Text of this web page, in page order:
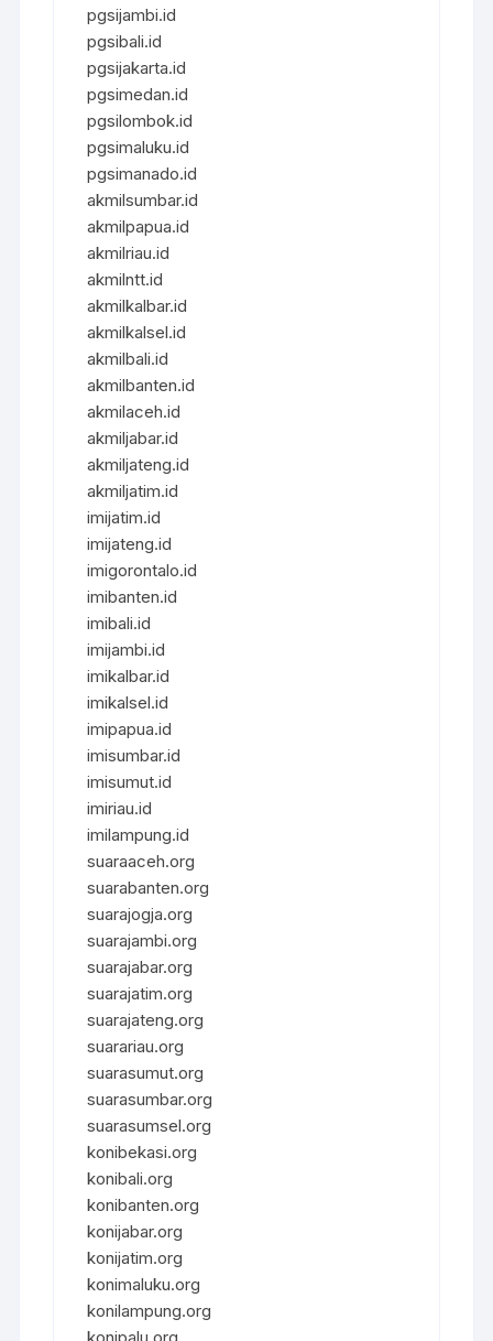
pgsijambi.id
pgsibali.id
pgsijakarta.id
pgsimedan.id
pgsilombok.id
pgsimaluku.id
pgsimanado.id
akmilsumbar.id
akmilpapua.id
akmilriau.id
akmilntt.id
akmilkalbar.id
akmilkalsel.id
akmilbali.id
akmilbanten.id
akmilaceh.id
akmiljabar.id
akmiljateng.id
akmiljatim.id
imijatim.id
imijateng.id
imigorontalo.id
imibanten.id
imibali.id
imijambi.id
imikalbar.id
imikalsel.id
imipapua.id
imisumbar.id
imisumut.id
imiriau.id
imilampung.id
suaraaceh.org
suarabanten.org
suarajogja.org
suarajambi.org
suarajabar.org
suarajatim.org
suarajateng.org
suarariau.org
suarasumut.org
suarasumbar.org
suarasumsel.org
konibekasi.org
konibali.org
konibanten.org
konijabar.org
konijatim.org
konimaluku.org
konilampung.org